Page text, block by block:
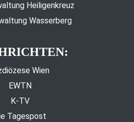
Heiligenkreuz
Wasserberg
Wien
EWTN
K-TV
Tagespost